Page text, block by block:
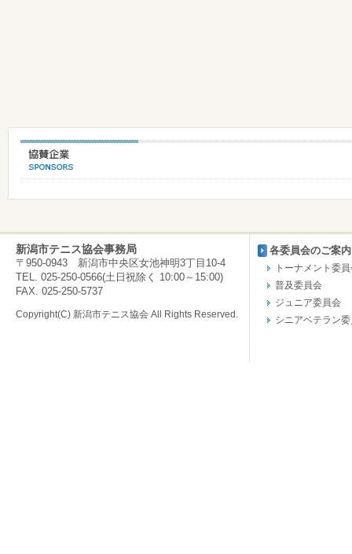
新潟市テニス協会事務局
〒950-0943 新潟市中央区女池神明3丁目10-4
TEL. 025-250-0566(土日祝除く 10:00～15:00)
FAX. 025-250-5737
Copyright(C) 新潟市テニス協会 All Rights Reserved.
各委員会のご案内
トーナメント委
普及委員会
ジュニア委員会
シニアベテラン